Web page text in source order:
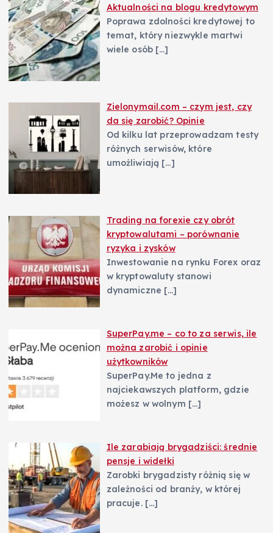
Aktualności na blogu kredytowym
Poprawa zdolności kredytowej to
temat, który niezwykle martwi
wiele osób […]
Zielonymail.com – czym jest, czy
da się zarobić? Opinie
Od kilku lat przeprowadzam testy
różnych serwisów, które
umożliwiają […]
Trading na forexie czy obrót
kryptowalutami – porównanie
ryzyka i zysków
Inwestowanie na rynku Forex oraz
w kryptowaluty stanowi
dynamiczne […]
SuperPay.me – co to za serwis, ile
można zarobić i opinie
użytkowników
SuperPay.Me to jedna z
najciekawszych platform, gdzie
możesz w wolnym […]
Ile zarabiają brygadziści: średnie
pensje i widełki
Zarobki brygadzisty różnią się w
zależności od branży, w której
pracuje. […]